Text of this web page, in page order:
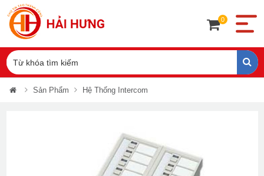
0
Sản Phẩm Hệ Thống Intercom